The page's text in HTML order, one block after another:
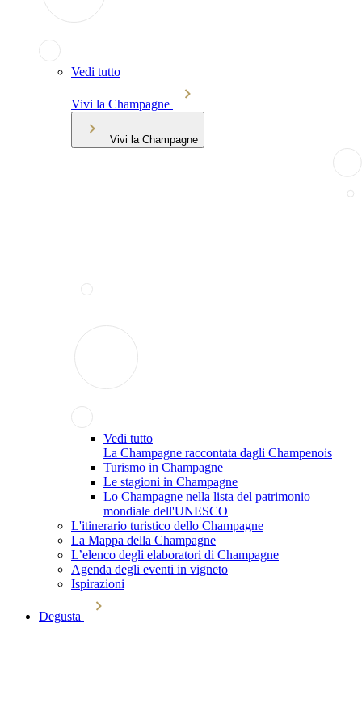
Vedi tutto
Vivi la Champagne
Vivi la Champagne
Vedi tutto
La Champagne raccontata dagli Champenois
Turismo in Champagne
Le stagioni in Champagne
Lo Champagne nella lista del patrimonio
mondiale dell'UNESCO
L'itinerario turistico dello Champagne
La Mappa della Champagne
L’elenco degli elaboratori di Champagne
Agenda degli eventi in vigneto
Ispirazioni
Degusta